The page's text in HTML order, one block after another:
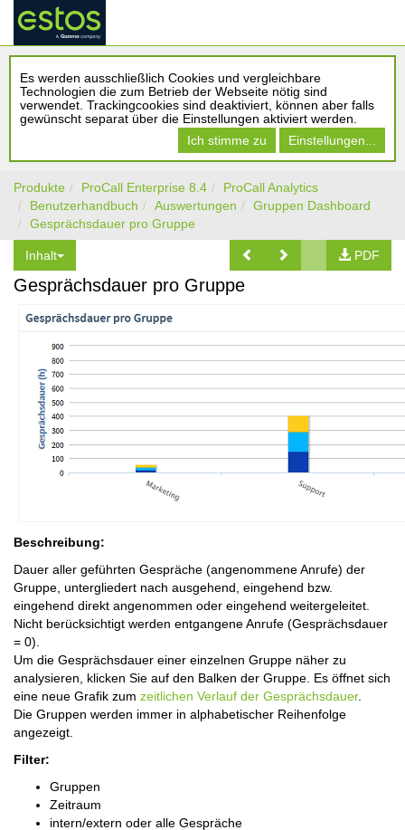
Es werden ausschließlich Cookies und vergleichbare
Technologien die zum Betrieb der Webseite nötig sind
verwendet. Trackingcookies sind deaktiviert, können aber falls
gewünscht separat über die Einstellungen aktiviert werden.
Ich stimme zu
Einstellungen...
Produkte ProCall Enterprise 8.4
ProCall Analytics
Benutzerhandbuch
Auswertungen
Gruppen Dashboard
Gesprächsdauer pro Gruppe
Inhalt PDF
Gesprächsdauer pro Gruppe
Beschreibung:
Dauer aller geführten Gespräche (angenommene Anrufe) der
Gruppe, untergliedert nach ausgehend, eingehend bzw.
eingehend direkt angenommen oder eingehend weitergeleitet.
Nicht berücksichtigt werden entgangene Anrufe (Gesprächsdauer
= 0).
Um die Gesprächsdauer einer einzelnen Gruppe näher zu
analysieren, klicken Sie auf den Balken der Gruppe. Es öffnet sich
eine neue Grafik zum zeitlichen Verlauf der Gesprächsdauer.
Die Gruppen werden immer in alphabetischer Reihenfolge
angezeigt.
Filter:
Gruppen
Zeitraum
intern/extern oder alle Gespräche